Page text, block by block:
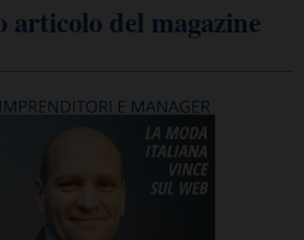
articolo del magazine